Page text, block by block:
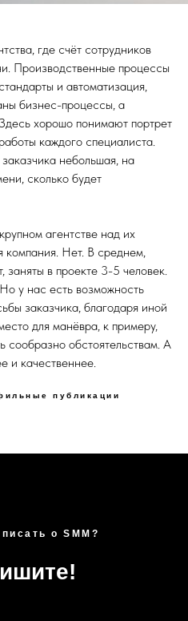
где счёт сотрудников
Производственные процессы
и автоматизация,
бизнес-процессы, а
хорошо понимают портрет
каждого специалиста.
небольшая, на
сколько будет
агентстве над их
компания. Нет. В среднем,
заняты в проекте 3-5 человек.
у нас есть возможность
заказчика, благодаря иной
для манёвра, к примеру,
сообразно обстоятельствам. А
и качественнее.
публикации
о SMM?